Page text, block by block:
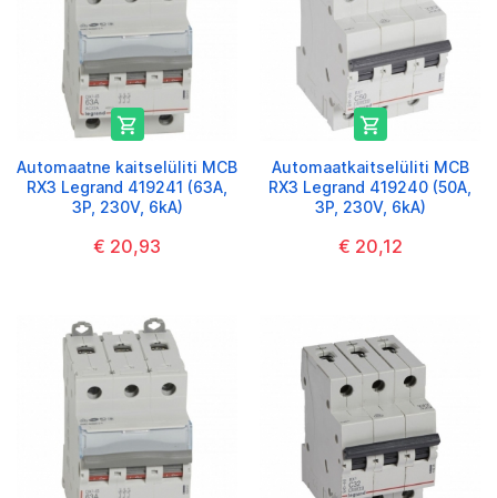

Automaatne kaitselüliti MCB
RX3 Legrand 419241 (63A,
3P, 230V, 6kA)
€ 20,93

Automaatkaitselüliti MCB
RX3 Legrand 419240 (50A,
3P, 230V, 6kA)
€ 20,12